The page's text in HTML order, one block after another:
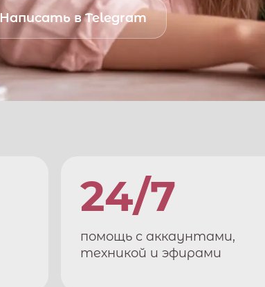
Написать в Telegram
24/7
помощь с аккаунтами,
техникой и эфирами